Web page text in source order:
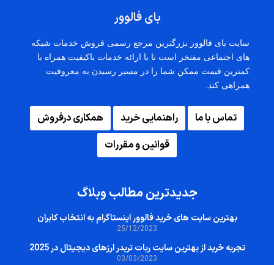
بای فالوور
سایت بای فالوور بزرگترین مرجع رسمی فروش خدمات شبکه
های اجتماعی مفتخر است تا با ارائه خدمات باکیفیت همراه با
کمترین قیمت ممکن شما را در مسیر رسیدن به معروفیت
همراهی کند.
تماس با ما راهنمایی خرید
همکاری درفروش
قوانین و مقررات
جدیدترین مطالب وبلاگ
بهترین سایت‌ های خرید فالوور اینستاگرام به انتخاب کابران
25/12/2023
تجربه خرید از بهترین سایت ربات تریدر ارزهای دیجیتال در 2025
03/03/2023